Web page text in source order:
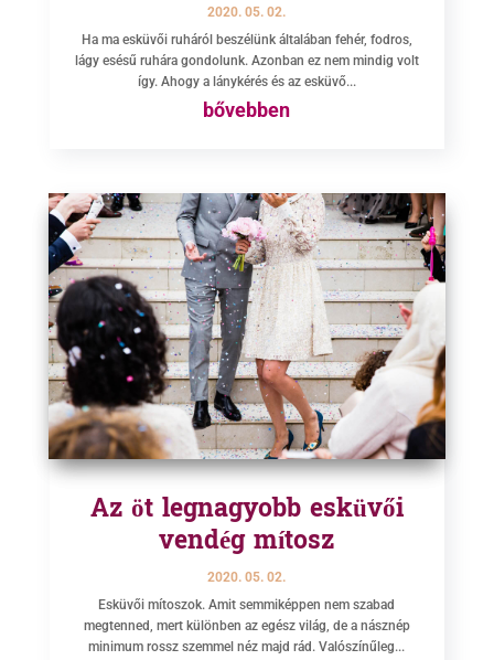
2020. 05. 02.
Ha ma esküvői ruháról beszélünk általában fehér, fodros,
lágy esésű ruhára gondolunk. Azonban ez nem mindig volt
így. Ahogy a lánykérés és az esküvő...
bővebben
Az öt legnagyobb esküvői
vendég mítosz
2020. 05. 02.
Esküvői mítoszok. Amit semmiképpen nem szabad
megtenned, mert különben az egész világ, de a násznép
minimum rossz szemmel néz majd rád. Valószínűleg...